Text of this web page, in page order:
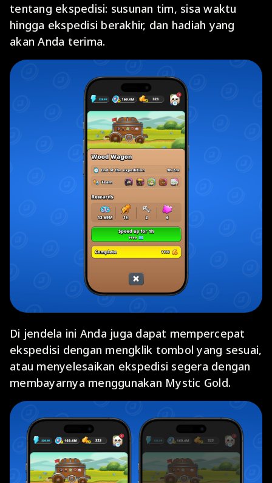
tentang ekspedisi: susunan tim, sisa waktu
hingga ekspedisi berakhir, dan hadiah yang
akan Anda terima.
Di jendela ini Anda juga dapat mempercepat
ekspedisi dengan mengklik tombol yang sesuai,
atau menyelesaikan ekspedisi segera dengan
membayarnya menggunakan Mystic Gold.